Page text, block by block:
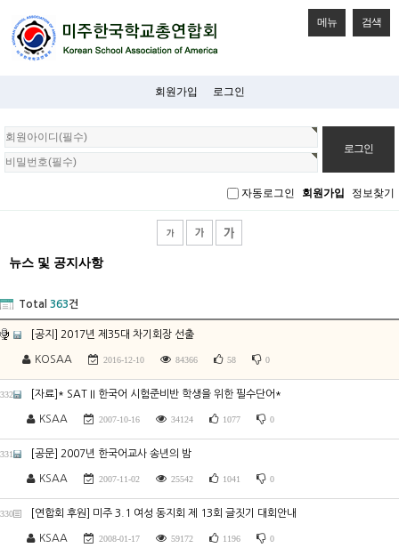
메뉴 검색
회원가입 로그인
회
원
로
자동로그인 회원가입 정보찾기
뉴스 및 공지사항
Total 363건
[공지] 2017년 제35대 차기회장 선출
KOSAA 2016-12-10 84366 58 0
332 [자료]* SAT II 한국어 시험준비반 학생을 위한 필수단어*
KSAA 2007-10-16 34124 1077 0
331 [공문] 2007년 한국어교사 송년의 밤
KSAA 2007-11-02 25542 1041 0
330 [연합회 후원] 미주 3.1 여성 동지회 제 13회 글짓기 대회안내
KSAA 2008-01-17 59172 1196 0